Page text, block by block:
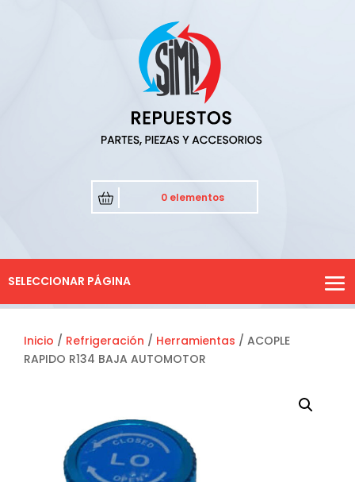
0 elementos
SELECCIONAR PÁGINA
Inicio / Refrigeración / Herramientas / ACOPLE
RAPIDO R134 BAJA AUTOMOTOR